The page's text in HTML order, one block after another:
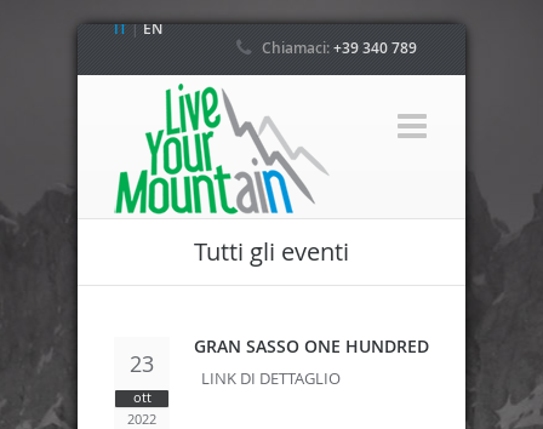
IT|EN
Chiamaci:+39 340 789
Tutti gli eventi
23
ott
2022
GRAN SASSO ONE HUNDRED
LINK DI DETTAGLIO